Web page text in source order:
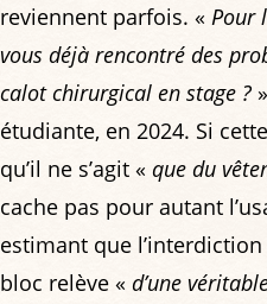
reviennent parfois. « Pour
vous déjà rencontré des
calot chirurgical en stage ?
étudiante, en 2024. Si
qu’il ne s’agit « que du
cache pas pour autant
estimant que
bloc relève « d’une